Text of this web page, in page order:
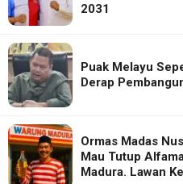
2031
Puak Melayu
Derap
Ormas Madas
Mau Tutup
Madura. Lawan